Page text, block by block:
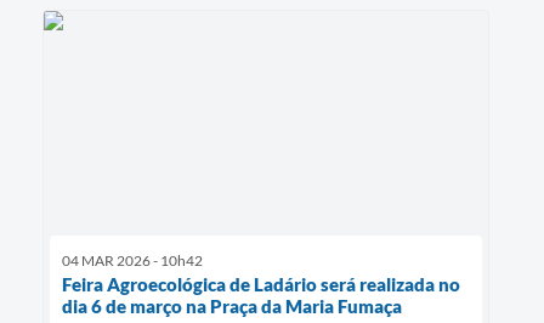
04 MAR 2026 - 10h42
Feira Agroecológica de Ladário será realizada no
dia 6 de março na Praça da Maria Fumaça